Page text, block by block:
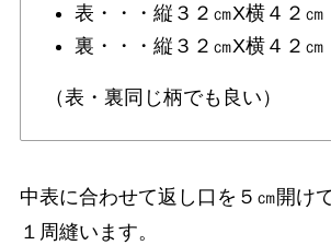
表・・・縦３２㎝X横４２㎝
裏・・・縦３２㎝X横４２㎝
（表・裏同じ柄でも良い）
中表に合わせて返し口を５㎝開け
１周縫います。